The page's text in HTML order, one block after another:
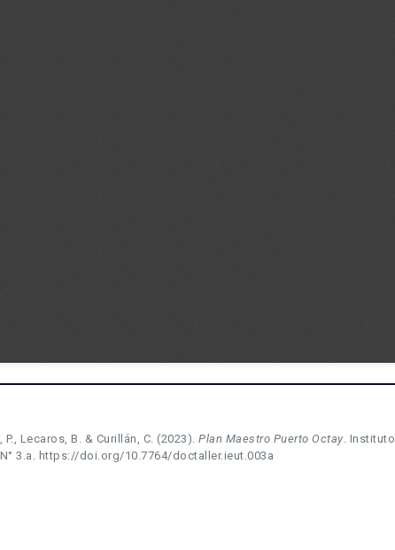
Lecaros, B. & Curillán, C. (2023). Plan Maestro Puerto Octay.
3.a. https://doi.org/10.7764/doctaller.ieut.003a